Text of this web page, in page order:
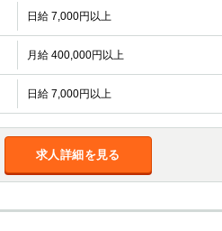
日給 7,000円以上
月給 400,000円以上
日給 7,000円以上
求人詳細を見る